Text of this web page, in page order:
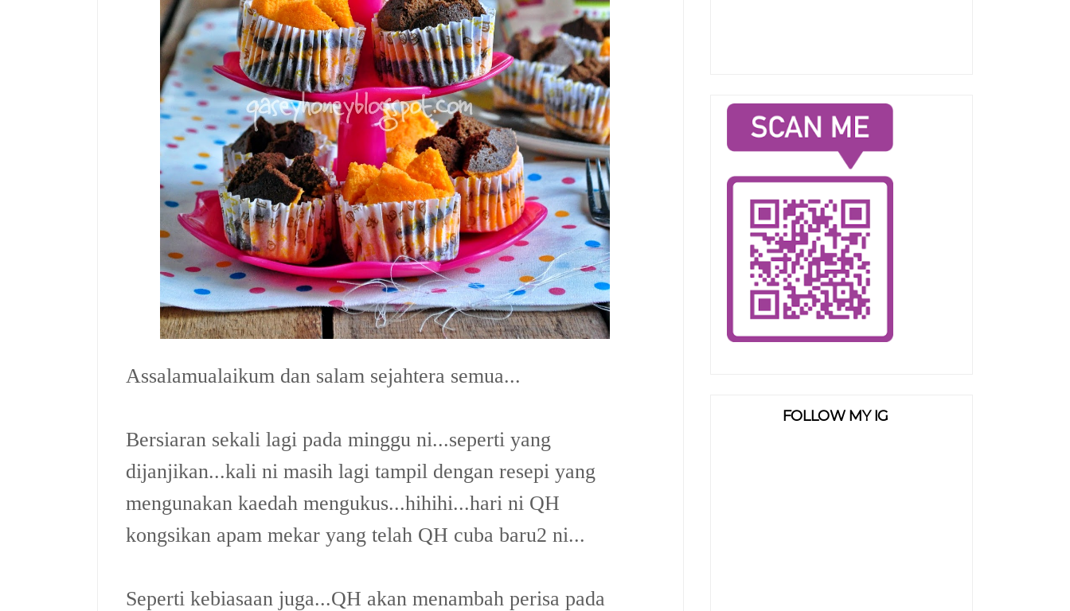
Assalamualaikum dan salam sejahtera semua...
Bersiaran sekali lagi pada minggu ni...seperti yang
dijanjikan...kali ni masih lagi tampil dengan resepi yang
mengunakan kaedah mengukus...hihihi...hari ni QH
kongsikan apam mekar yang telah QH cuba baru2 ni...
Seperti kebiasaan juga...QH akan menambah perisa pada
FOLLOW MY IG